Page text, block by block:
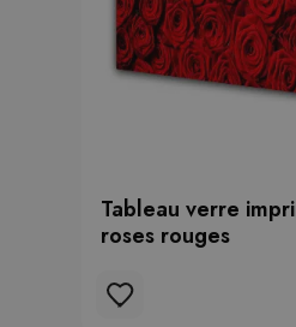
Tableau verre
roses rouges